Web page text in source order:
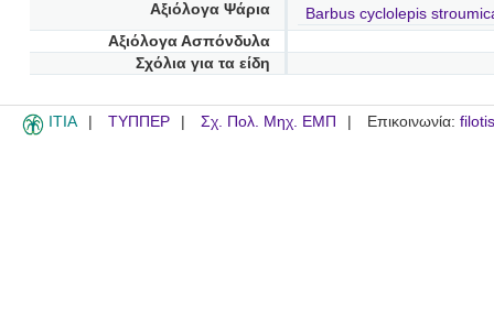
Αξιόλογα Ψάρια
Barbus cyclolepis
Αξιόλογα Ασπόνδυλα
Σχόλια για τα είδη
ITIA ΤΥΠΠΕΡ Σχ. Πολ. Μηχ. ΕΜΠ Επικοινωνία: